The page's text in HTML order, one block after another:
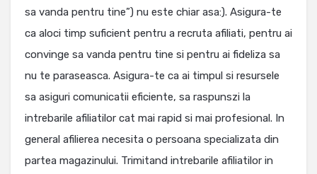
sa vanda pentru tine”) nu este chiar asa:). Asigura-te
ca aloci timp suficient pentru a recruta afiliati, pentru ai
convinge sa vanda pentru tine si pentru ai fideliza sa
nu te paraseasca. Asigura-te ca ai timpul si resursele
sa asiguri comunicatii eficiente, sa raspunszi la
intrebarile afiliatilor cat mai rapid si mai profesional. In
general afilierea necesita o persoana specializata din
partea magazinului. Trimitand intrebarile afiliatilor in